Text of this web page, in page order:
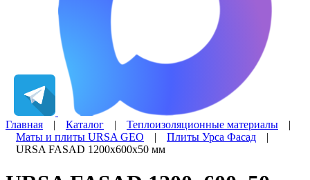
Главная | Каталог | Теплоизоляционные материалы |
Маты и плиты URSA GEO | Плиты Урса Фасад |
URSA FASAD 1200х600х50 мм